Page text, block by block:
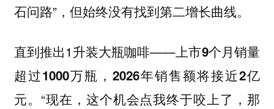
石问路”，但始终没有找到第二增长曲线。
直到推出1升装大瓶咖啡——上市9个月销量
超过1000万瓶，2026年销售额将接近2亿
元。 “现在，这个机会点我终于咬上了，那